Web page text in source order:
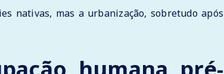
nativas, mas a urbanização, sobretudo após